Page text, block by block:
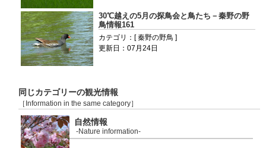
30℃越えの5月の探鳥会と鳥たち－秦野の野
鳥情報161
カテゴリ：[ 秦野の野鳥 ]
更新日：07月24日
同じカテゴリーの観光情報
［Information in the same category］
自然情報
-Nature information-